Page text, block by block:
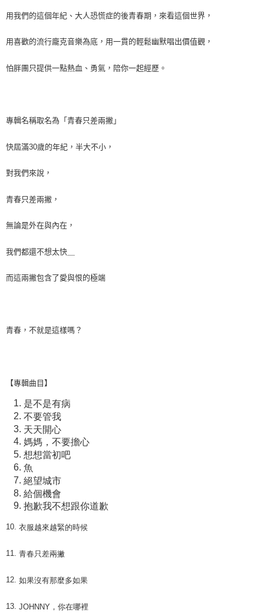
用我們的這個年紀、大人恐慌症的後青春期，來看這個世界，
用喜歡的流行龐克音樂為底，用一貫的輕鬆幽默唱出價值觀，
怕胖團只提供一點熱血、勇氣，陪你一起經歷。
專輯名稱取名為「青春只差兩撇」
快屆滿30歲的年紀，半大不小，
對我們來說，
青春只差兩撇，
無論是外在與內在，
我們都還不想太快＿
而這兩撇包含了愛與恨的極端
青春，不就是這樣嗎？
【專輯曲目】
是不是有病
不要管我
天天開心
媽媽，不要擔心
想想當初吧
魚
絕望城市
給個機會
抱歉我不想跟你道歉
10. 衣服越來越緊的時候
11. 青春只差兩撇
12. 如果沒有那麼多如果
13. JOHNNY ，你在哪裡